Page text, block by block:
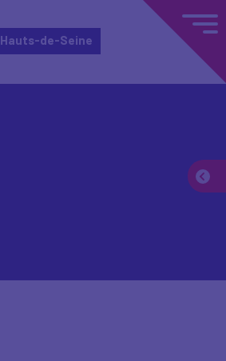
Hauts-de-Seine